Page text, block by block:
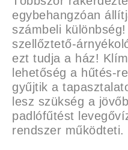
egybehangzóan
számbeli
szellőztető-
ezt tudja a ház!
lehetőség a hűtés-
gyűjtik a
lesz szükség a
padlófűtést
rendszer működteti.